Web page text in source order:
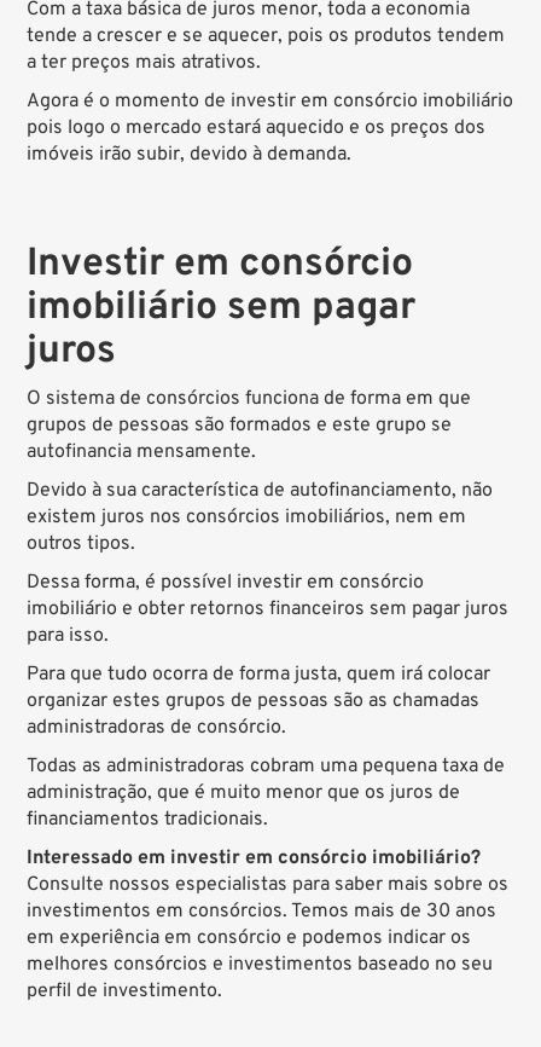
Com a taxa básica de juros menor, toda a economia
tende a crescer e se aquecer, pois os produtos tendem
a ter preços mais atrativos.
Agora é o momento de investir em consórcio imobiliário
pois logo o mercado estará aquecido e os preços dos
imóveis irão subir, devido à demanda.
Investir em consórcio
imobiliário sem pagar
juros
O sistema de consórcios funciona de forma em que
grupos de pessoas são formados e este grupo se
autofinancia mensamente.
Devido à sua característica de autofinanciamento, não
existem juros nos consórcios imobiliários, nem em
outros tipos.
Dessa forma, é possível investir em consórcio
imobiliário e obter retornos financeiros sem pagar juros
para isso.
Para que tudo ocorra de forma justa, quem irá colocar
organizar estes grupos de pessoas são as chamadas
administradoras de consórcio.
Todas as administradoras cobram uma pequena taxa de
administração, que é muito menor que os juros de
financiamentos tradicionais.
Interessado em investir em consórcio imobiliário?
Consulte nossos especialistas para saber mais sobre os
investimentos em consórcios. Temos mais de 30 anos
em experiência em consórcio e podemos indicar os
melhores consórcios e investimentos baseado no seu
perfil de investimento.